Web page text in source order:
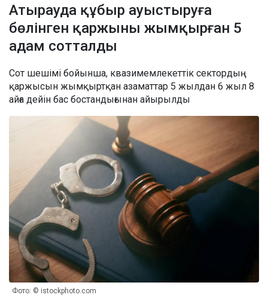
Атырауда құбыр ауыстыруға
бөлінген қаржыны жымқырған 5
адам сотталды
Сот шешімі бойынша, квазимемлекеттік сектордың
қаржысын жымқыртқан азаматтар 5 жылдан 6 жыл 8
айға дейін бас бостандығынан айырылды
Фото: © istockphoto.com